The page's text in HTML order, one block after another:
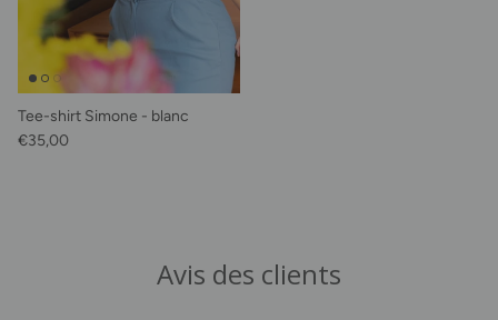
Tee-shirt Simone - blanc
Prix habituel
€35,00
Avis des clients